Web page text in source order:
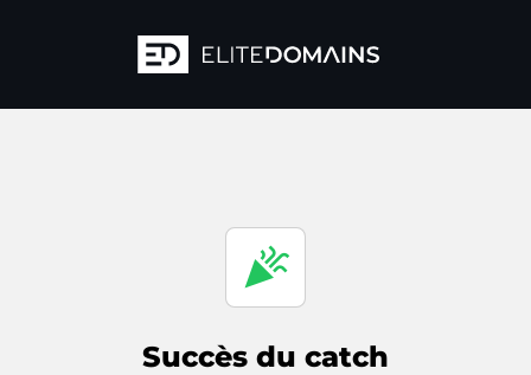
celebration
Succès du catch